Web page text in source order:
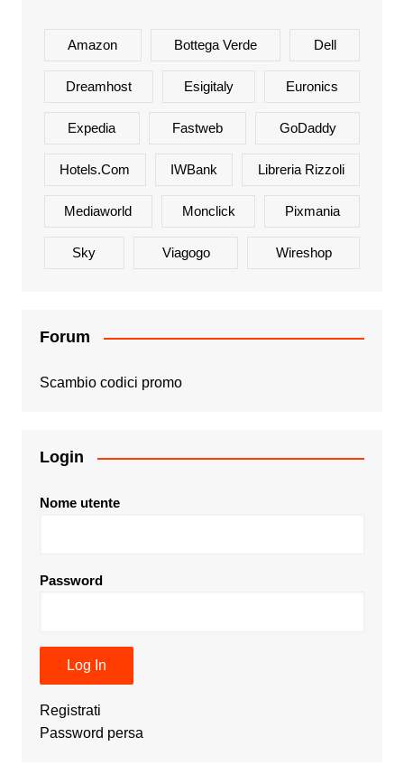
Amazon Bottega Verde Dell
Dreamhost Esigitaly Euronics
Expedia Fastweb GoDaddy
Hotels.com IWBank Libreria Rizzoli
Mediaworld Monclick Pixmania
Sky Viagogo Wireshop
Forum
Scambio codici promo
Login
Nome utente
Password
Registrati
Password persa